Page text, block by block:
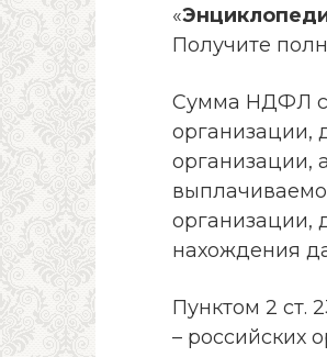
«
Получите
Сумма НДФЛ с
организации,
организации,
организации,
нахождения
Пунктом 2 ст.
– российских